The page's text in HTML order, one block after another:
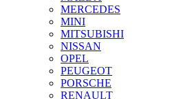
MERCEDES
MINI
MITSUBISHI
NISSAN
OPEL
PEUGEOT
PORSCHE
RENAULT